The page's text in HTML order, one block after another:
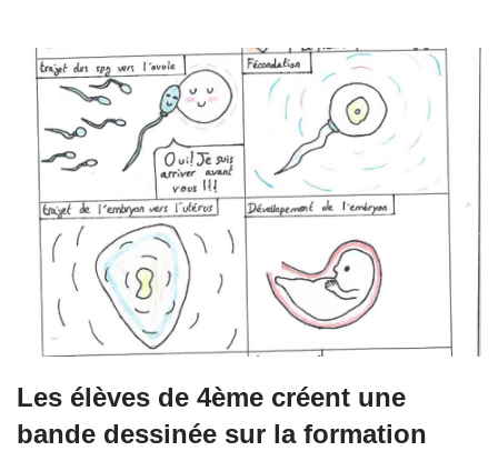
Les élèves de 4ème créent une
bande dessinée sur la formation